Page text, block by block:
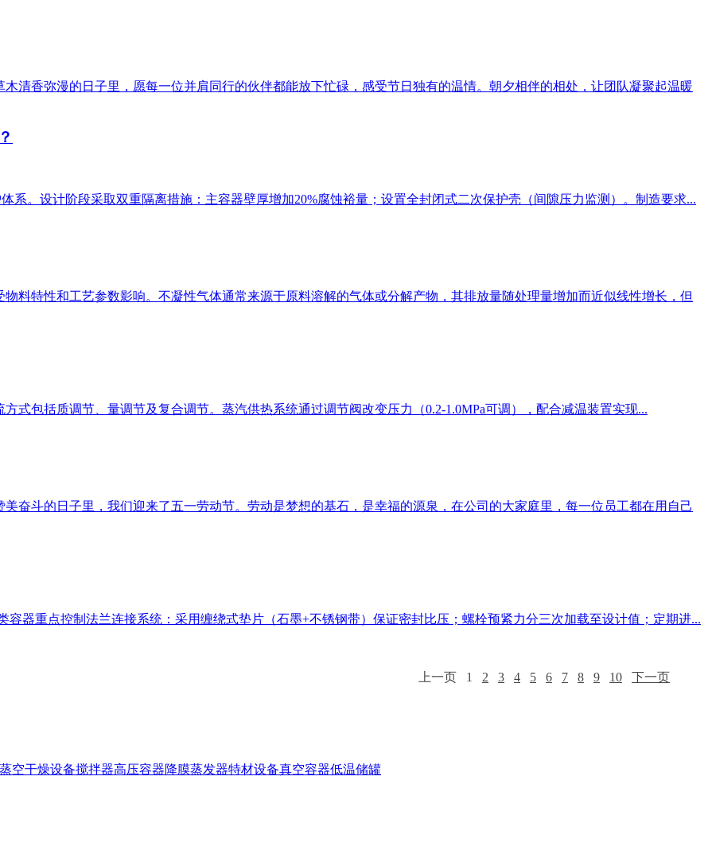
香弥漫的日子里，愿每一位并肩同行的伙伴都能放下忙碌，感受节日独有的温情。朝夕相伴的相处，让团队凝聚起温暖
。设计阶段采取双重隔离措施：主容器壁厚增加20%腐蚀裕量；设置全封闭式二次保护壳（间隙压力监测）。制造要求...
特性和工艺参数影响。不凝性气体通常来源于原料溶解的气体或分解产物，其排放量随处理量增加而近似线性增长，但
包括质调节、量调节及复合调节。蒸汽供热系统通过调节阀改变压力（0.2-1.0MPa可调），配合减温装置实现...
斗的日子里，我们迎来了五一劳动节。劳动是梦想的基石，是幸福的源泉，在公司的大家庭里，每一位员工都在用自己
器重点控制法兰连接系统：采用缠绕式垫片（石墨+不锈钢带）保证密封比压；螺栓预紧力分三次加载至设计值；定期进...
上一页 1 2 3 4 5 6 7 8 9 10 下一页
蒸空干燥设备搅拌器高压容器降膜蒸发器特材设备真空容器低温储罐